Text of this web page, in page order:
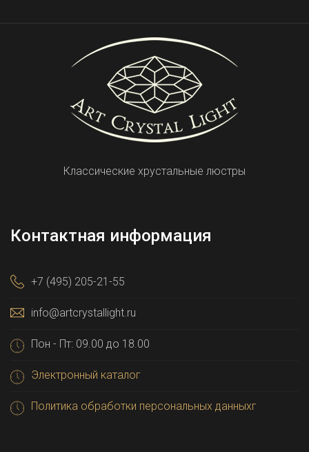
Классические хрустальные люстры
Контактная информация
+7 (495) 205-21-55
info@artcrystallight.ru
Пон - Пт: 09.00 до 18.00
Электронный каталог
Политика обработки персональных данныхг